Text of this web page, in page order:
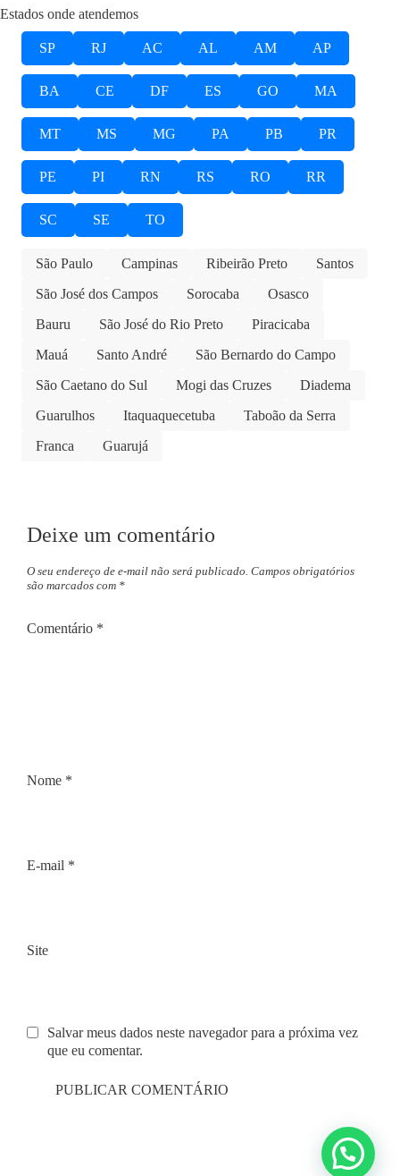
Estados onde atendemos
SP RJ AC AL AM AP
BA CE DF ES GO MA
MT MS MG PA PB PR
PE PI RN RS RO RR
SC SE TO
São Paulo Campinas Ribeirão Preto
Santos
São José dos Campos
Sorocaba
Osasco
Bauru
São José do Rio Preto
Piracicaba
Mauá
Santo André
São Bernardo do Campo
São Caetano do Sul
Mogi das Cruzes
Diadema
Guarulhos
Itaquaquecetuba
Taboão da Serra
Franca
Guarujá
Deixe um comentário
O seu endereço de e-mail não será publicado. Campos obrigatórios
são marcados com *
Comentário *
Nome *
E-mail *
Site
Salvar meus dados neste navegador para a próxima vez
que eu comentar.